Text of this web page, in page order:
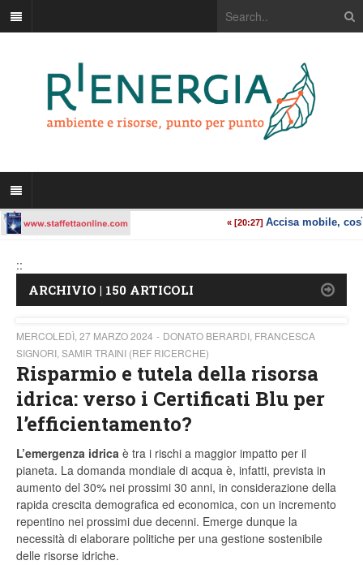
::
ARCHIVIO | 150 ARTICOLI
MERCOLEDÌ, 27 MARZO 2024
DONATO BERARDI, FRANCESCA
SIGNORI, SAMIR TRAINI (REF RICERCHE)
Risparmio e tutela della risorsa
idrica: verso i Certificati Blu per
l’efficientamento?
L’emergenza idrica è tra i rischi a maggior impatto per il
pianeta. La domanda mondiale di acqua è, infatti, prevista in
aumento del 30% nei prossimi 30 anni, in considerazione della
rapida crescita demografica ed economica, con un incremento
repentino nei prossimi due decenni. Emerge dunque la
necessità di elaborare politiche per una gestione sostenibile
delle risorse idriche.